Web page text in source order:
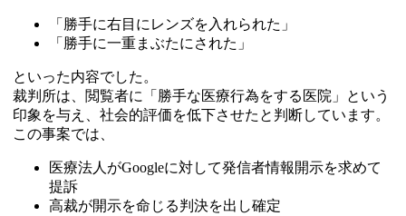
「勝手に右目にレンズを入れられた」
「勝手に一重まぶたにされた」
といった内容でした。
裁判所は、閲覧者に「勝手な医療行為をする医院」という
印象を与え、社会的評価を低下させたと判断しています。
この事案では、
医療法人がGoogleに対して発信者情報開示を求めて
提訴
高裁が開示を命じる判決を出し確定